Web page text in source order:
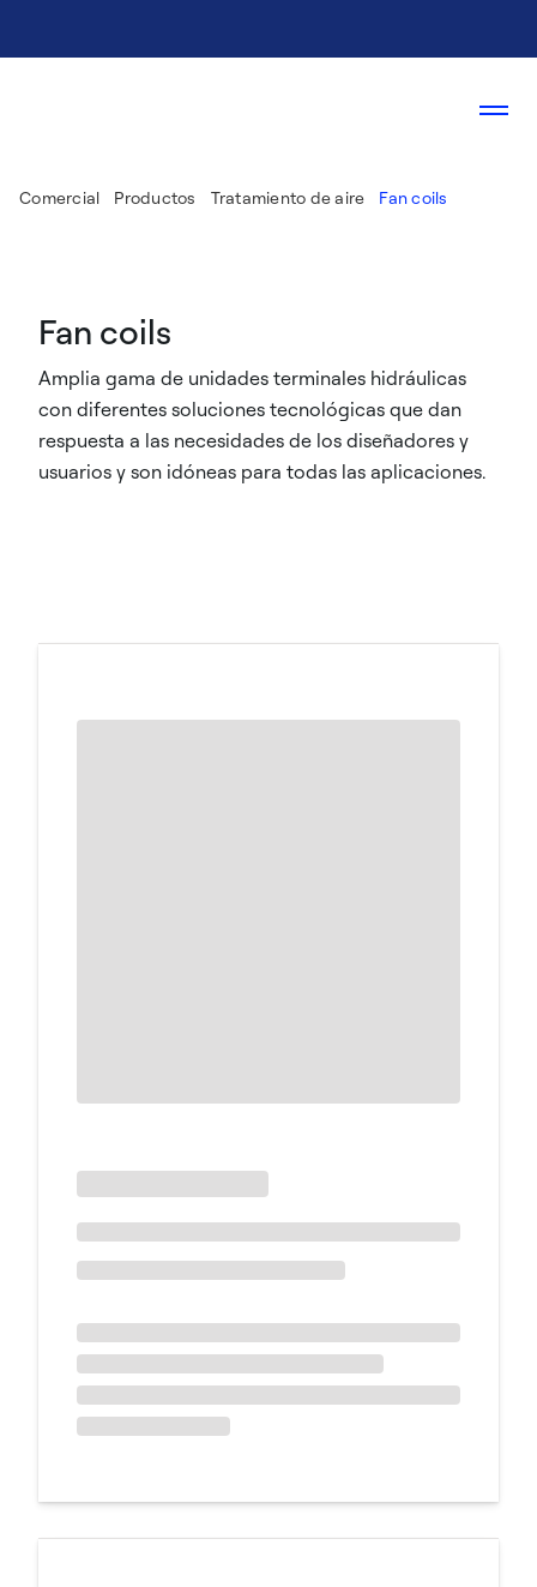
Comercial Productos Tratamiento de aire Fan coils
Fan coils
Amplia gama de unidades terminales hidráulicas
con diferentes soluciones tecnológicas que dan
respuesta a las necesidades de los diseñadores y
usuarios y son idóneas para todas las aplicaciones.